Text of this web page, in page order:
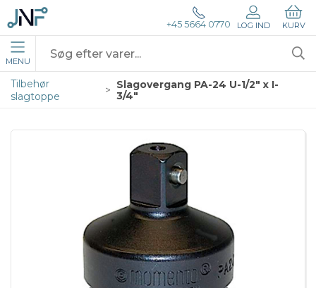
+45 5664 0770 LOG IND KURV
MENU
Tilbehør
slagtoppe
Slagovergang PA-24 U-1/2" x I-
3/4"